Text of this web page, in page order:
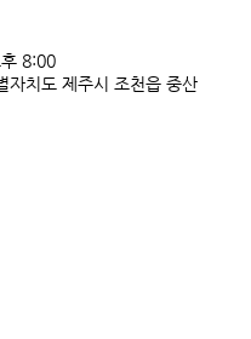
8:00
자치도 제주시 조천읍 중산